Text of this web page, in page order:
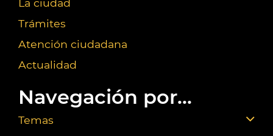
La ciudad
Trámites
Atención ciudadana
Actualidad
Navegación por...
Temas